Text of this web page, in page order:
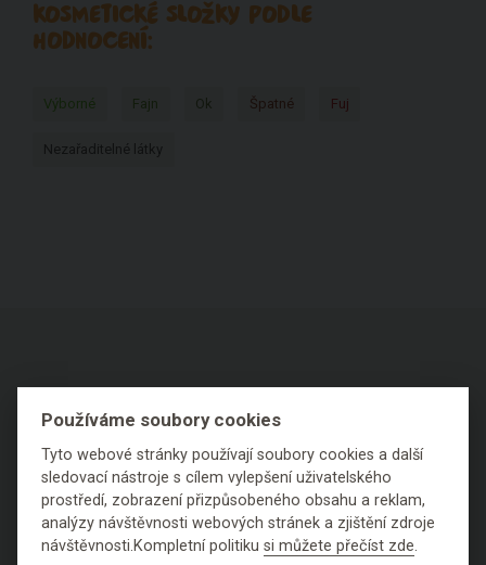
KOSMETICKÉ SLOŽKY PODLE
HODNOCENÍ:
Výborné Fajn Ok Špatné Fuj
Nezařaditelné látky
O NÁKUPU
Výhody nákupu u nás
Často kladené dotazy
Ceník dopravy
Možnosti plateb
Používáme soubory cookies
Tyto webové stránky používají soubory cookies a další
sledovací nástroje s cílem vylepšení uživatelského
prostředí, zobrazení přizpůsobeného obsahu a reklam,
analýzy návštěvnosti webových stránek a zjištění zdroje
návštěvnosti.Kompletní politikusi můžete přečíst zde.